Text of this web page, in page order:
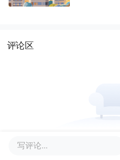
评论区
写评论...